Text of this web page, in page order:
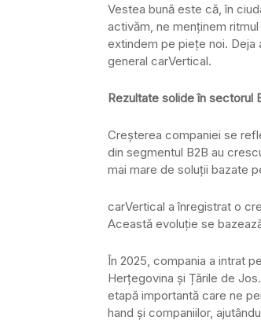
Vestea bună este că, în
activăm, ne menținem
extindem pe piețe noi. Deja
general carVertical.
Rezultate solide în sectorul
Creșterea companiei se
din segmentul B2B au
mai mare de soluții bazate
carVertical a înregistrat o
Această evoluție se
În 2025, compania a intrat
Herțegovina și Țările de
etapă importantă care ne
hand și companiilor,